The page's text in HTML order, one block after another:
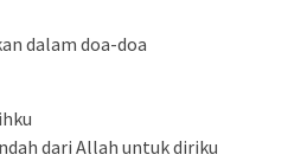
dalam doa-doa
dari Allah untuk diriku